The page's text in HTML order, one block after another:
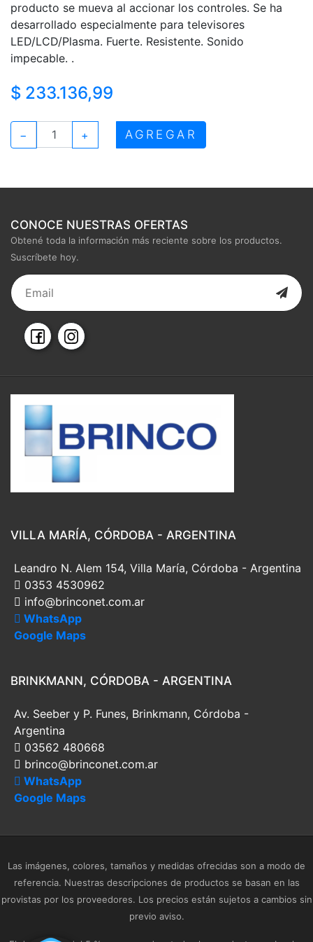
producto se mueva al accionar los controles. Se ha
desarrollado especialmente para televisores
LED/LCD/Plasma. Fuerte. Resistente. Sonido
impecable. .
$ 233.136,99
− + AGREGAR
CONOCE NUESTRAS OFERTAS
Obtené toda la información más reciente sobre los productos.
Suscríbete hoy.
VILLA MARÍA, CÓRDOBA - ARGENTINA
Leandro N. Alem 154, Villa María, Córdoba - Argentina
0353 4530962
info@brinconet.com.ar
WhatsApp
Google Maps
BRINKMANN, CÓRDOBA - ARGENTINA
Av. Seeber y P. Funes, Brinkmann, Córdoba -
Argentina
03562 480668
brinco@brinconet.com.ar
WhatsApp
Google Maps
Las imágenes, colores, tamaños y medidas ofrecidas son a modo de
referencia. Nuestras descripciones de productos se basan en las
provistas por los proveedores. Los precios están sujetos a cambios sin
previo aviso.